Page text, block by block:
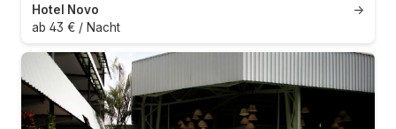
→
Hotel Novo
ab 43 € / Nacht